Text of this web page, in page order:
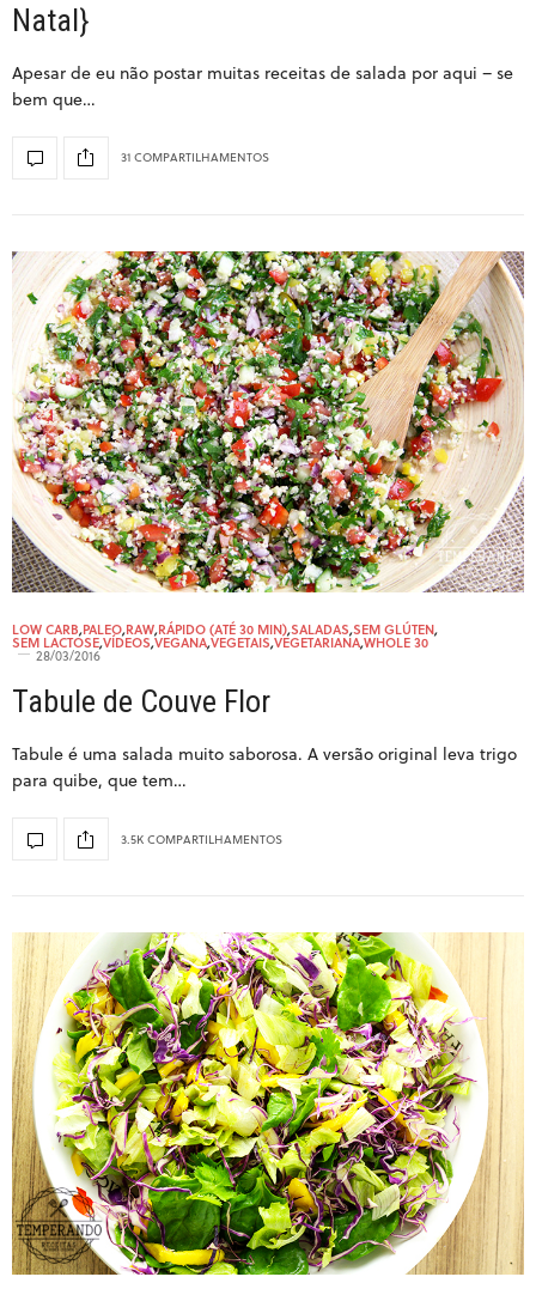
Natal}
Apesar de eu não postar muitas receitas de salada por aqui – se
bem que…
31 COMPARTILHAMENTOS
LOW CARB,PALEO,RAW,RÁPIDO (ATÉ 30 MIN),SALADAS,SEM GLÚTEN,
SEM LACTOSE,VÍDEOS,VEGANA,VEGETAIS,VEGETARIANA,WHOLE 30
28/03/2016
Tabule de Couve Flor
Tabule é uma salada muito saborosa. A versão original leva trigo
para quibe, que tem…
3.5K COMPARTILHAMENTOS